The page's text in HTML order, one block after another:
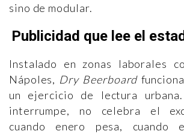
sino de modular.
Publicidad que lee el
Instalado en zonas laborales
Nápoles, Dry Beerboard
un ejercicio de lectura
interrumpe, no celebra el
cuando enero pesa, cuando